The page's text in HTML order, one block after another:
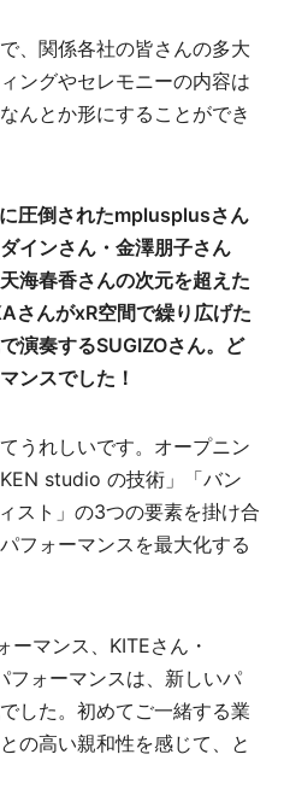
、関係各社の皆さんの多大
ングやセレモニーの内容は
んとか形にすることができ
圧倒されたmplusplusさん
インさん・金澤朋子さん
海春香さんの次元を超えた
さんがxR空間で繰り広げた
演奏するSUGIZOさん。ど
ンスでした！
うれしいです。オープニン
studio の技術」「バン
スト」の3つの要素を掛け合
フォーマンスを最大化する
マンス、KITEさん・
フォーマンスは、新しいパ
した。初めてご一緒する業
の高い親和性を感じて、と